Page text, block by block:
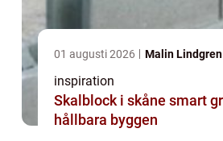
01 augusti 2026 Malin Lindgren
inspiration
Skalblock i skåne smart grund för
hållbara byggen